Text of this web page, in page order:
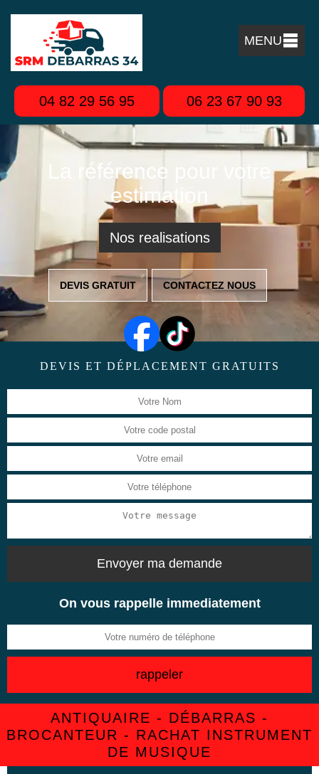
MENU
04 82 29 56 95 06 23 67 90 93
La référence pour votre
estimation
Nos realisations
DEVIS GRATUIT CONTACTEZ NOUS
DEVIS ET DÉPLACEMENT GRATUITS
On vous rappelle immediatement
ANTIQUAIRE - DÉBARRAS -
BROCANTEUR - RACHAT INSTRUMENT
DE MUSIQUE